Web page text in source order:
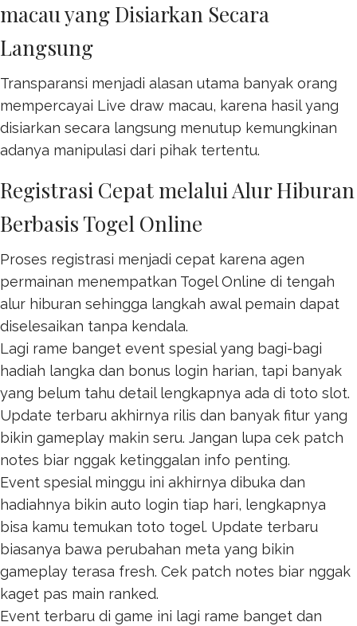
macau yang Disiarkan Secara
Langsung
Transparansi menjadi alasan utama banyak orang
mempercayai Live draw macau, karena hasil yang
disiarkan secara langsung menutup kemungkinan
adanya manipulasi dari pihak tertentu.
Registrasi Cepat melalui Alur Hiburan
Berbasis Togel Online
Proses registrasi menjadi cepat karena agen
permainan menempatkan Togel Online di tengah
alur hiburan sehingga langkah awal pemain dapat
diselesaikan tanpa kendala.
Lagi rame banget event spesial yang bagi-bagi
hadiah langka dan bonus login harian, tapi banyak
yang belum tahu detail lengkapnya ada di toto slot.
Update terbaru akhirnya rilis dan banyak fitur yang
bikin gameplay makin seru. Jangan lupa cek patch
notes biar nggak ketinggalan info penting.
Event spesial minggu ini akhirnya dibuka dan
hadiahnya bikin auto login tiap hari, lengkapnya
bisa kamu temukan toto togel. Update terbaru
biasanya bawa perubahan meta yang bikin
gameplay terasa fresh. Cek patch notes biar nggak
kaget pas main ranked.
Event terbaru di game ini lagi rame banget dan